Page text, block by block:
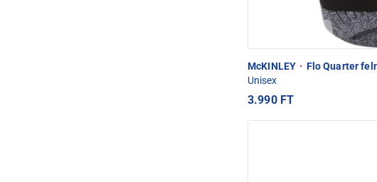
McKINLEY · Flo Quarter
Unisex
3.990 FT